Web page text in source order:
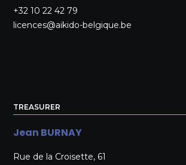
+32 10 22 42 79
licences@aikido-belgique.be
TREASURER
Jean BURNAY
Rue de la Croisette, 61